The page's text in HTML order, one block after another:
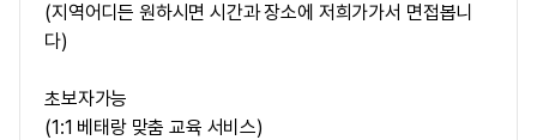
(지역어디든 원하시면 시간과 장소에 저희가가서 면접봅니
다)
초보자가능
(1:1 베태랑 맞춤 교육 서비스)